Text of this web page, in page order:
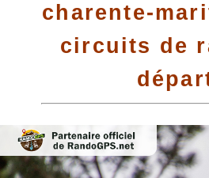
charente-
circuits de